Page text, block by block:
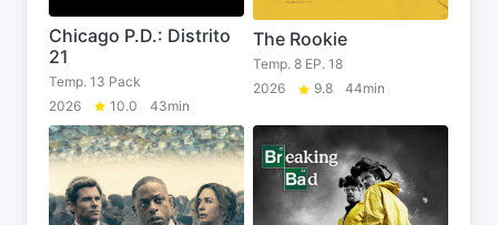
Chicago P.D.: Distrito
21
Temp. 13 Pack
2026
10.0 43min
The Rookie
Temp. 8 EP. 18
2026
9.8 44min